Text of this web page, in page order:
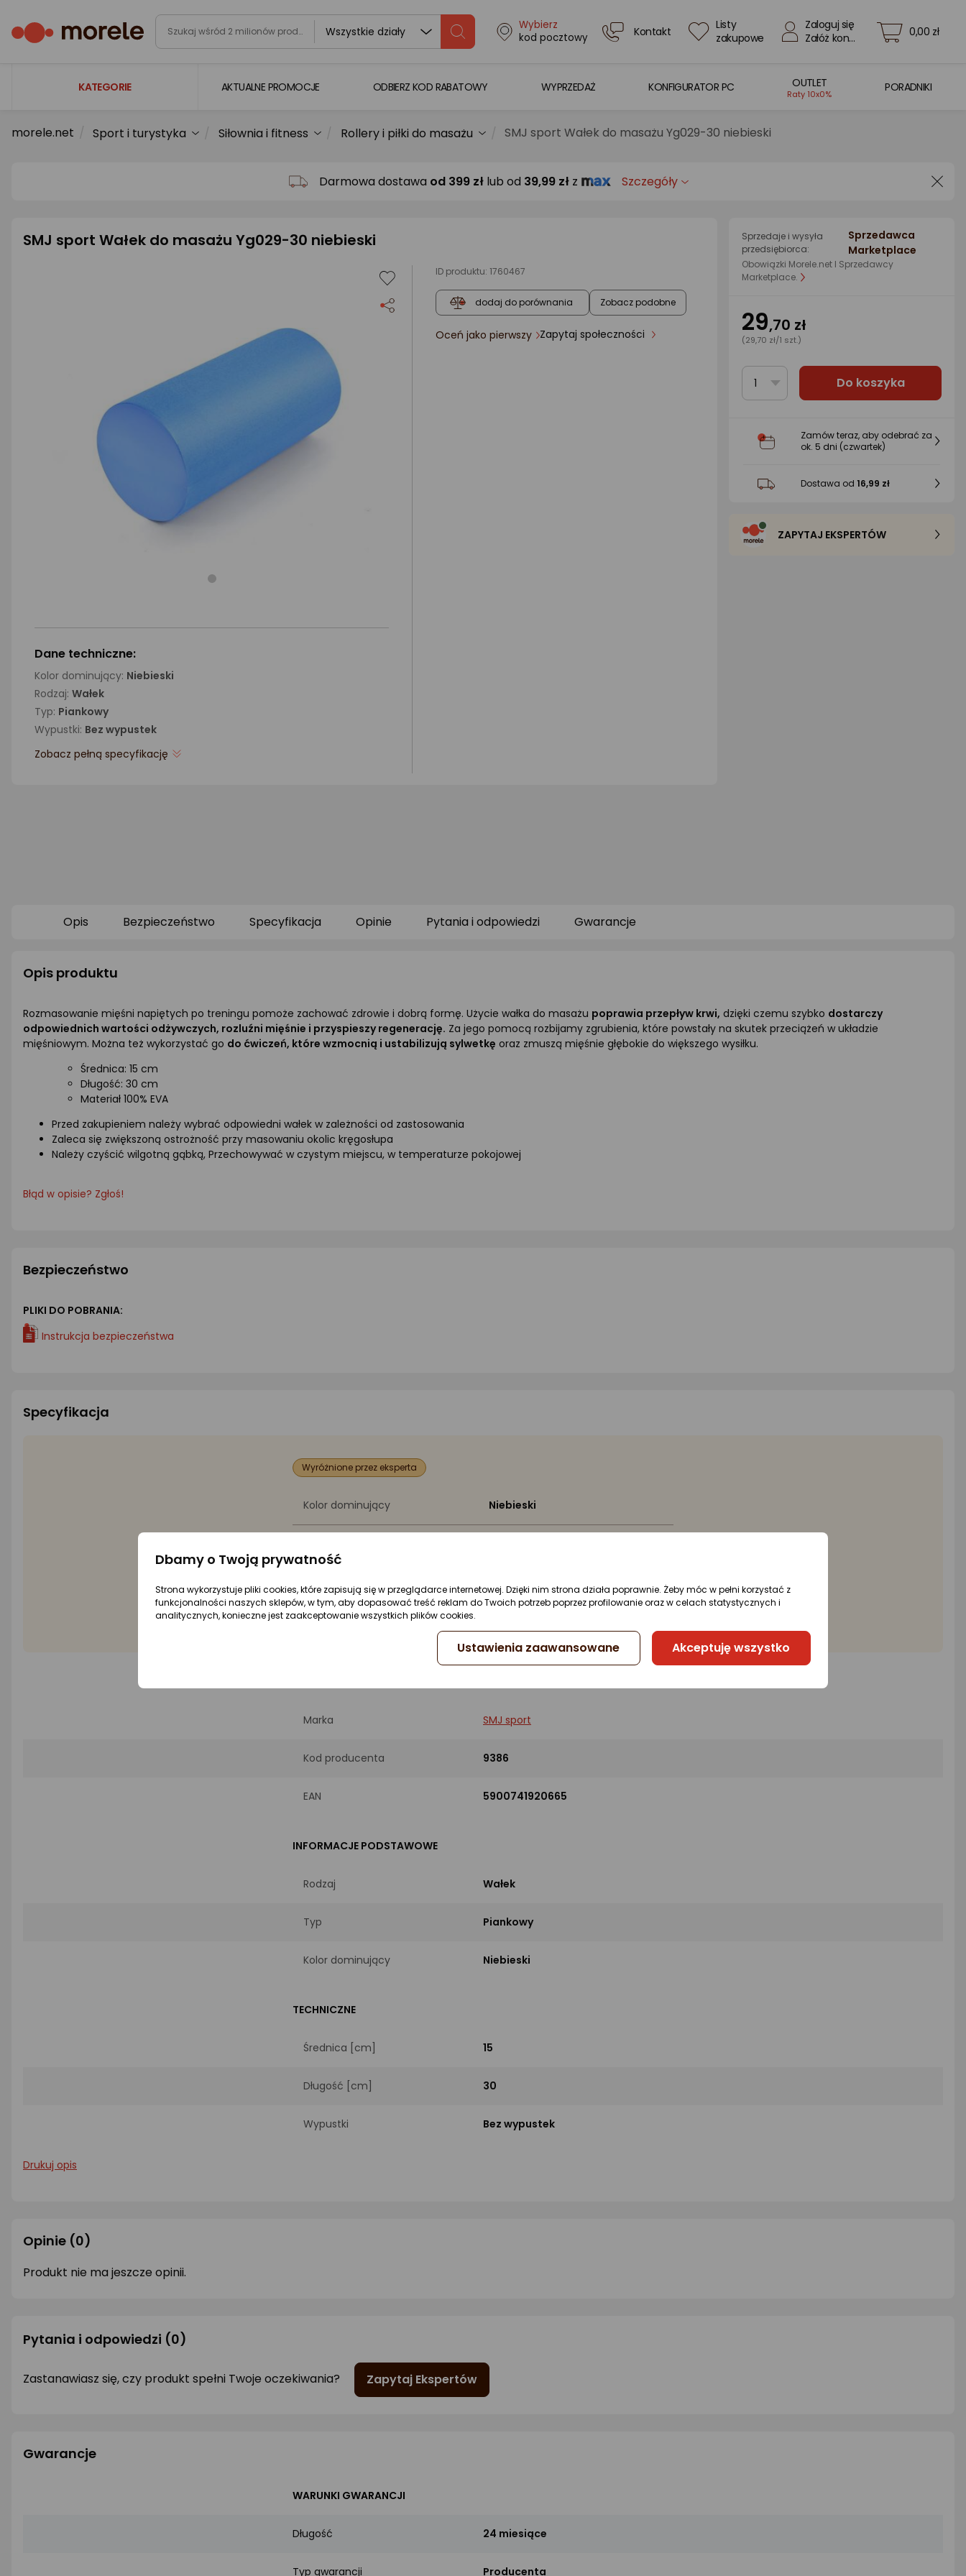
Wszystkie działy
Wybierz
kod pocztowy
Kontakt
Listy
zakupowe
Zaloguj się
Załóż konto
0,00 zł
KATEGORIE
Laptopy
Smartfony i smartwatche
Sport i turystyka
Zabawki i dziecko
Uroda i zdrowie
AKTUALNE PROMOCJE ODBIERZ KOD RABATOWY WYPRZEDAŻ KONFIGURATOR PC OUTLET
Raty 10x0%
PORADNIKI
morele.net Sport i turystyka Siłownia i fitness Rollery i piłki do masażu SMJ sport Wałek do masażu Yg029-30 niebieski
Darmowa dostawa od 399 zł lub od 39,99 zł z Szczegóły
SMJ sport Wałek do masażu Yg029-30 niebieski
ID produktu: 1760467
dodaj do porównania Zobacz podobne
ocena
Oceń jako pierwszy Zapytaj społeczności
Dane techniczne:
Kolor dominujący: Niebieski
Rodzaj: Wałek
Typ: Piankowy
Wypustki: Bez wypustek
Zobacz pełną specyfikację
Sprzedaje i wysyła
przedsiębiorca:
Sprzedawca
Marketplace
Obowiązki Morele.net I Sprzedawcy
Marketplace.
29,70 zł
(29,70 zł/1 szt.)
1 Do koszyka
Zamów teraz, aby odebrać za
ok. 5 dni (czwartek)
Dostawa od 16,99 zł
ZAPYTAJ EKSPERTÓW
Opis Bezpieczeństwo Specyfikacja Opinie Pytania i odpowiedzi Gwarancje
Opis produktu
Rozmasowanie mięśni napiętych po treningu pomoże zachować zdrowie i dobrą formę. Użycie wałka do masażu poprawia przepływ krwi, dzięki czemu szybko dostarczy
odpowiednich wartości odżywczych, rozluźni mięśnie i przyspieszy regenerację. Za jego pomocą rozbijamy zgrubienia, które powstały na skutek przeciążeń w układzie
mięśniowym. Można też wykorzystać go do ćwiczeń, które wzmocnią i ustabilizują sylwetkę oraz zmuszą mięśnie głębokie do większego wysiłku.
Średnica: 15 cm
Długość: 30 cm
Materiał 100% EVA
Przed zakupieniem należy wybrać odpowiedni wałek w zależności od zastosowania
Zaleca się zwiększoną ostrożność przy masowaniu okolic kręgosłupa
Należy czyścić wilgotną gąbką, Przechowywać w czystym miejscu, w temperaturze pokojowej
Błąd w opisie? Zgłoś!
Bezpieczeństwo
PLIKI DO POBRANIA:
Instrukcja bezpieczeństwa
Specyfikacja
Wyróżnione przez eksperta
Kolor dominujący Niebieski
Typ
Wypustki
Marka SMJ sport
Kod producenta 9386
EAN 5900741920665
INFORMACJE PODSTAWOWE
Rodzaj Wałek
Typ Piankowy
Kolor dominujący Niebieski
TECHNICZNE
Średnica [cm] 15
Długość [cm] 30
Wypustki Bez wypustek
Drukuj opis
Opinie (0)
Produkt nie ma jeszcze opinii.
Pytania i odpowiedzi (0)
Zastanawiasz się, czy produkt spełni Twoje oczekiwania? Zapytaj Ekspertów
Gwarancje
WARUNKI GWARANCJI
Długość 24 miesiące
Typ gwarancji Producenta
Dbamy o Twoją prywatność
Strona wykorzystuje pliki cookies, które zapisują się w przeglądarce internetowej. Dzięki nim strona działa poprawnie. Żeby móc w pełni korzystać z
funkcjonalności naszych sklepów, w tym, aby dopasować treść reklam do Twoich potrzeb poprzez profilowanie oraz w celach statystycznych i
analitycznych, konieczne jest zaakceptowanie wszystkich plików cookies.
Ustawienia zaawansowane Akceptuję wszystko